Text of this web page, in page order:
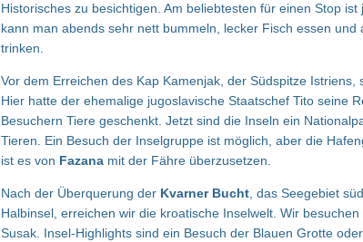
Historisches zu besichtigen. Am beliebtesten für einen Stop
kann man abends sehr nett bummeln, lecker Fisch essen und
trinken.
Vor dem Erreichen des Kap Kamenjak, der Südspitze
Hier hatte der ehemalige jugoslavische Staatschef Tito seine
Besuchern Tiere geschenkt. Jetzt sind die Inseln ein
Tieren. Ein Besuch der Inselgruppe ist möglich, aber die
ist es von Fazana mit der Fähre überzusetzen.
Nach der Überquerung der Kvarner Bucht, das Seegebiet
Halbinsel, erreichen wir die kroatische Inselwelt. Wir
Susak. Insel-Highlights sind ein Besuch der Blauen Grotte